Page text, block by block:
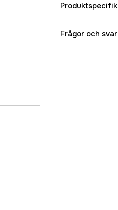
Frågor och svar